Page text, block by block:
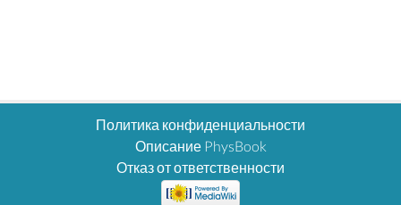
Политика конфиденциальности
Описание PhysBook
Отказ от ответственности